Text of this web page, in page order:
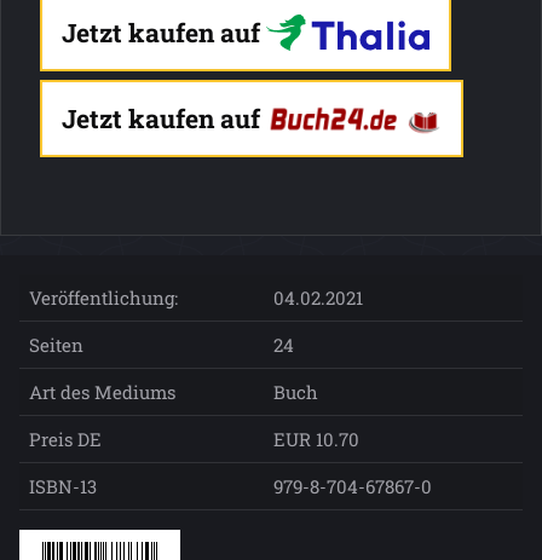
Jetzt kaufen auf
Jetzt kaufen auf
Veröffentlichung:
04.02.2021
Seiten
24
Art des Mediums
Buch
Preis DE
EUR 10.70
ISBN-13
979-8-704-67867-0